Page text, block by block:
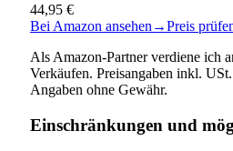
44,95 €
Bei Amazon ansehen →Preis
Als Amazon-Partner verdiene ich
Verkäufen. Preisangaben inkl.
Angaben ohne Gewähr.
Einschränkungen und